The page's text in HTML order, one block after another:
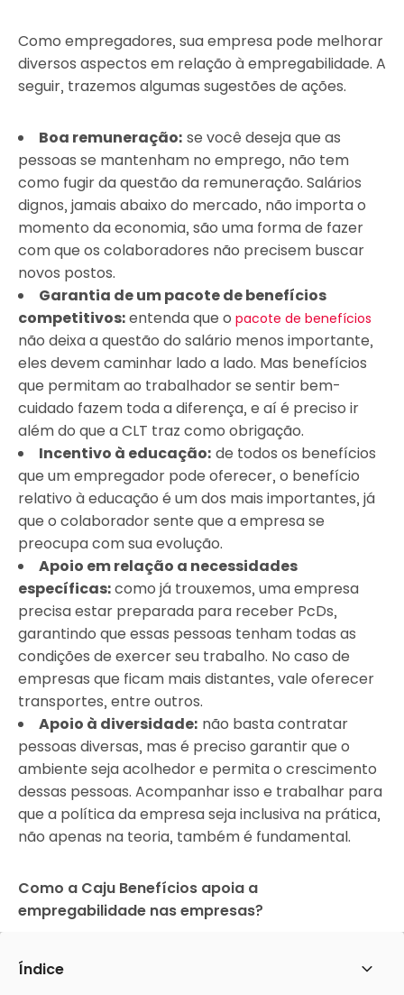
Como empregadores, sua empresa pode melhorar
diversos aspectos em relação à empregabilidade. A
seguir, trazemos algumas sugestões de ações.
Boa remuneração: se você deseja que as
pessoas se mantenham no emprego, não tem
como fugir da questão da remuneração. Salários
dignos, jamais abaixo do mercado, não importa o
momento da economia, são uma forma de fazer
com que os colaboradores não precisem buscar
novos postos.
Garantia de um pacote de benefícios
competitivos:entenda que o pacote de benefícios
não deixa a questão do salário menos importante,
eles devem caminhar lado a lado. Mas benefícios
que permitam ao trabalhador se sentir bem-
cuidado fazem toda a diferença, e aí é preciso ir
além do que a CLT traz como obrigação.
Incentivo à educação: de todos os benefícios
que um empregador pode oferecer, o benefício
relativo à educação é um dos mais importantes, já
que o colaborador sente que a empresa se
preocupa com sua evolução.
Apoio em relação a necessidades
específicas:como já trouxemos, uma empresa
precisa estar preparada para receber PcDs,
garantindo que essas pessoas tenham todas as
condições de exercer seu trabalho. No caso de
empresas que ficam mais distantes, vale oferecer
transportes, entre outros.
Apoio à diversidade: não basta contratar
pessoas diversas, mas é preciso garantir que o
ambiente seja acolhedor e permita o crescimento
dessas pessoas. Acompanhar isso e trabalhar para
que a política da empresa seja inclusiva na prática,
não apenas na teoria, também é fundamental.
Como a Caju Benefícios apoia a
empregabilidade nas empresas?
A Caju é uma empresa de tecnologia que
facilita
Índice